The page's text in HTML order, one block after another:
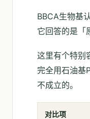
BBCA生物基
它回答的是「
这里有个特别
完全用石油基
不成立的。
对比项